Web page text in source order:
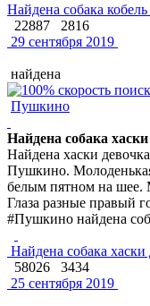
Найдена собака
22887
2816
29 сентября 2019
найдена
Пушкино
Найдена собака
Найдена хаски
Пушкино.
белым пятном на шее.
Глаза разные правый
#Пушкино найдена
Найдена собака
58026
3434
25 сентября 2019